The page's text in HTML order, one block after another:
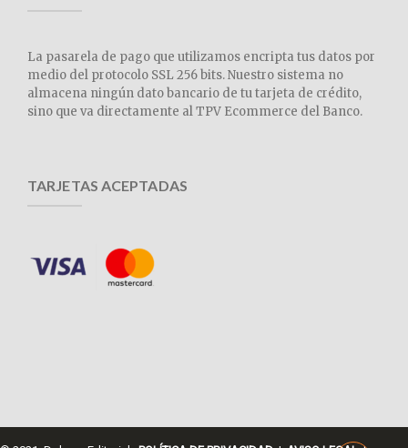
La pasarela de pago que utilizamos encripta tus datos por
medio del protocolo SSL 256 bits. Nuestro sistema no
almacena ningún dato bancario de tu tarjeta de crédito,
sino que va directamente al TPV Ecommerce del Banco.
TARJETAS ACEPTADAS